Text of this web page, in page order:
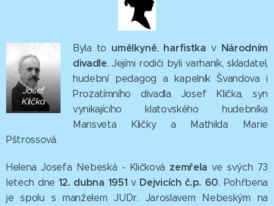
Josef
Klička
Byla to umělkyně, harfistka v Národním
divadle. Jejími rodiči byli varhaník, skladatel,
hudební pedagog a kapelník Švandova i
Prozatímního divadla Josef Klička, syn
vynikajícího klatovského hudebníka
Mansveta Kličky a Mathilda Marie
Pštrossová.
Helena Josefa Nebeská - Kličková zemřelave svých 73
letech dne 12. dubna 1951 vDejvicích č.p. 60. Pohřbena
je spolu s manželem JUDr. Jaroslavem Nebeským na